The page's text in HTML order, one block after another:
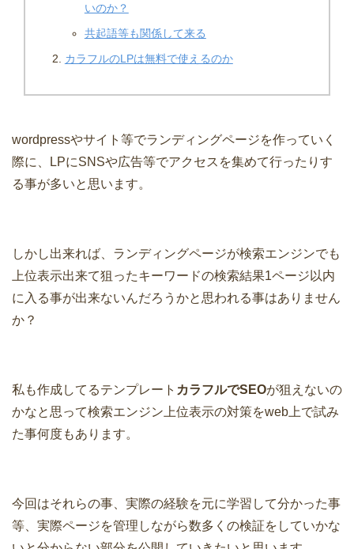
いのか？
共起語等も関係して来る
カラフルのLPは無料で使えるのか
wordpressやサイト等でランディングページを作っていく
際に、LPにSNSや広告等でアクセスを集めて行ったりす
る事が多いと思います。
しかし出来れば、ランディングページが検索エンジンでも
上位表示出来て狙ったキーワードの検索結果1ページ以内
に入る事が出来ないんだろうかと思われる事はありません
か？
私も作成してるテンプレート カラフルでSEOが狙えないの
かなと思って検索エンジン上位表示の対策をweb上で試み
た事何度もあります。
今回はそれらの事、実際の経験を元に学習して分かった事
等、実際ページを管理しながら数多くの検証をしていかな